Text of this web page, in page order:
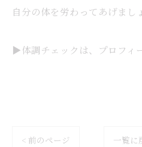
自分の体を労わってあげまし
▶体調チェックは、プロフィ
< 前のページ 一覧に